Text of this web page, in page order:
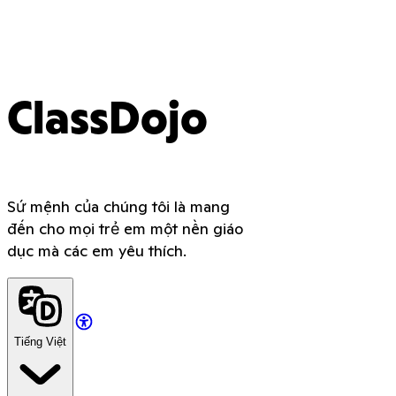
ClassDojo
Sứ mệnh của chúng tôi là mang
đến cho mọi trẻ em một nền giáo
dục mà các em yêu thích.
Tiếng Việt